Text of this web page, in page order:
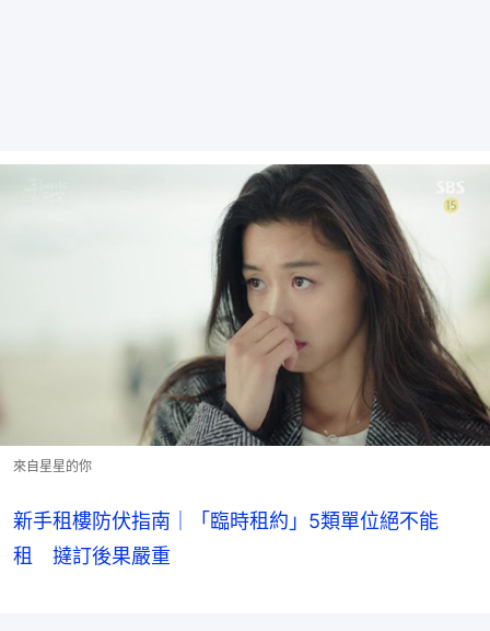
來自星星的你
新手租樓防伏指南｜「臨時租約」5類單位絕不能
租 撻訂後果嚴重